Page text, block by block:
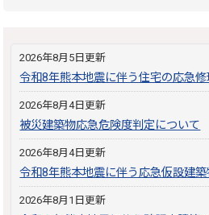
2026年8月5日更新
令和8年熊本地震に伴う住宅の応急
2026年8月4日更新
被災建築物応急危険度判定について
2026年8月4日更新
令和8年熊本地震に伴う応急仮設建
2026年8月1日更新